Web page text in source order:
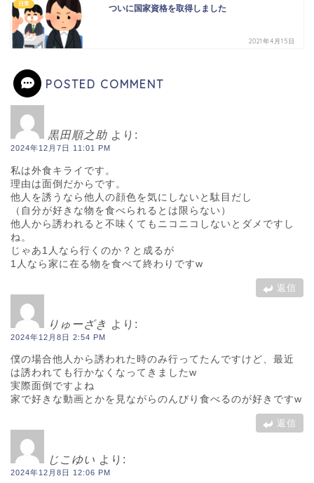
日常 ついに国家資格を取得しました
2021年4月15日
POSTED COMMENT
黒田順之助 より:
2024年12月7日 11:01 PM
私は外食キライです。
理由は面倒だからです。
他人を誘うなら他人の顔色を気にしないと駄目だし
（自分が好きな物を食べられるとは限らない）
他人から誘われると不味くてもニコニコしないとダメですし
ね。
じゃあ1人なら行くのか？と成るが
1人なら家に在る物を食べて終わりですw
返信
りゅーざき より:
2024年12月8日 2:54 PM
僕の場合他人から誘われた時のみ行ってたんですけど、最近
は誘われても行かなくなってきましたw
実際面倒ですよね
家で好きな動画とかを見ながらのんびり食べるのが好きですw
返信
じこゆい より:
2024年12月8日 12:06 PM